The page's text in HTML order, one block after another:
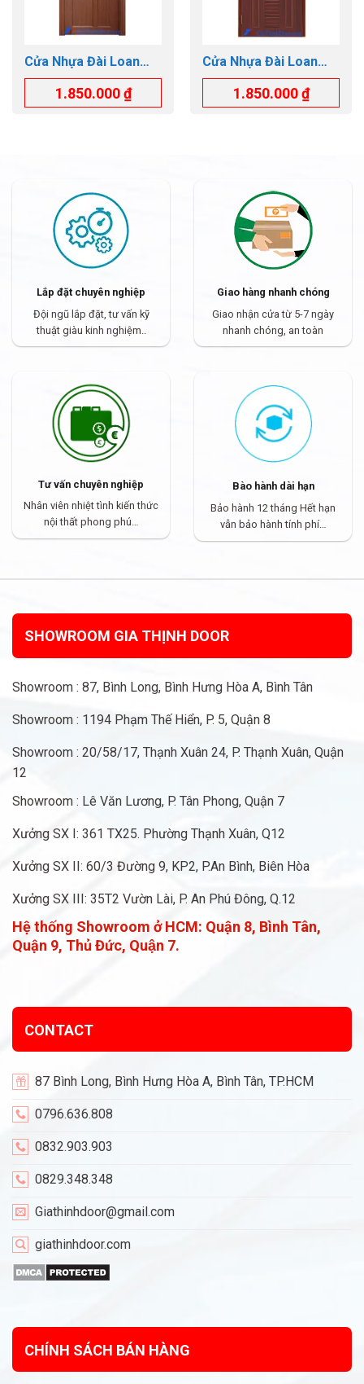
Cửa Nhựa Đài Loan
GTD.YY-25 Thay kính
và lá sách
1.850.000₫
Cửa Nhựa Đài Loan
GTD.YB-39
1.850.000₫
Lắp đặt chuyên nghiệp
Đội ngũ lắp đặt, tư vấn kỹ
thuật giàu kinh nghiệm..
Giao hàng nhanh chóng
Giao nhận cửa từ 5-7 ngày
nhanh chóng, an toàn
Tư vấn chuyên nghiệp
Nhân viên nhiệt tình kiến thức
nội thất phong phú…
Bào hành dài hạn
Bảo hành 12 tháng Hết hạn
vẫn bảo hành tính phí…
SHOWROOM GIA THỊNH DOOR
Showroom : 87, Bình Long, Bình Hưng Hòa A, Bình Tân
Showroom : 1194 Phạm Thế Hiển, P. 5, Quận 8
Showroom : 20/58/17, Thạnh Xuân 24, P. Thạnh Xuân, Quận
12
Showroom : Lê Văn Lương, P. Tân Phong, Quận 7
Xưởng SX I: 361 TX25. Phường Thạnh Xuân, Q12
Xưởng SX II: 60/3 Đường 9, KP2, P.An Bình, Biên Hòa
Xưởng SX III: 35T2 Vườn Lài, P. An Phú Đông, Q.12
Hệ thống Showroom ở HCM: Quận 8, Bình Tân,
Quận 9, Thủ Đức, Quận 7.
CONTACT
87 Bình Long, Bình Hưng Hòa A, Bình Tân, TP.HCM
0796.636.808
0832.903.903
0829.348.348
Giathinhdoor@gmail.com
giathinhdoor.com
CHÍNH SÁCH BÁN HÀNG